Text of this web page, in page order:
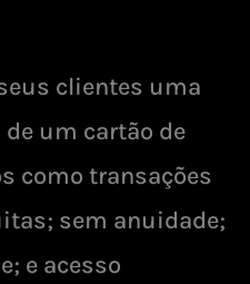
clientes uma
um cartão de
como transações
sem anuidade;
e acesso